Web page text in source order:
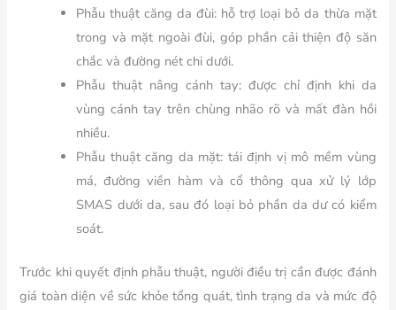
Phẫu thuật căng da đùi: hỗ trợ loại bỏ da thừa mặt
trong và mặt ngoài đùi, góp phần cải thiện độ săn
chắc và đường nét chi dưới.
Phẫu thuật nâng cánh tay:được chỉ định khi da
vùng cánh tay trên chùng nhão rõ và mất đàn hồi
nhiều.
Phẫu thuật căng da mặt: tái định vị mô mềm vùng
má, đường viền hàm và cổ thông qua xử lý lớp
SMAS dưới da, sau đó loại bỏ phần da dư có kiểm
soát.
Trước khi quyết định phẫu thuật, người điều trị cần được đánh
giá toàn diện về sức khỏe tổng quát, tình trạng da và mức độ